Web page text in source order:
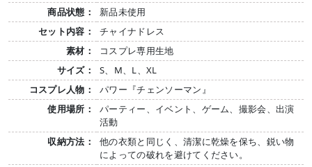
商品状態：
新品未使用
セット内容：
チャイナドレス
素材：
コスプレ専用生地
サイズ：
S、M、L、XL
コスプレ人物：
パワー『チェンソーマン』
使用場所：
パーティー、イベント、ゲーム、撮影会、出演
活動
収納方法：
他の衣類と同じく、清潔に乾燥を保ち、鋭い物
によっての破れを避けてください。